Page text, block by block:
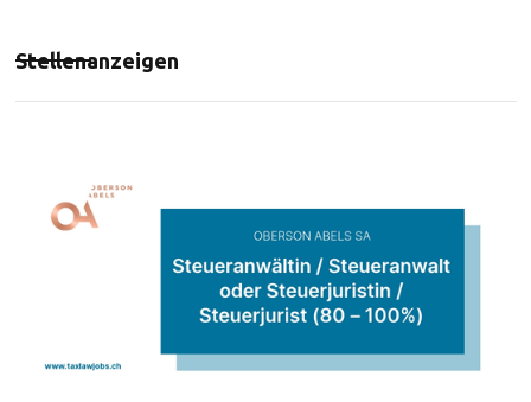
Stellenanzeigen